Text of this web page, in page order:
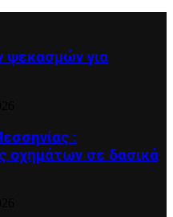
ψεκασμών για
:
οχημάτων σε δασικά